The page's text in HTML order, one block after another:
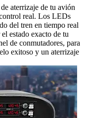
aterrizaje de tu avión
real. Los LEDs
del tren en tiempo real
estado exacto de tu
de conmutadores, para
exitoso y un aterrizaje